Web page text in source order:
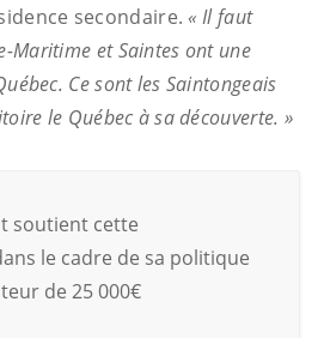
secondaire. « Il faut
Maritime et Saintes ont une
Ce sont les Saintongeais
le Québec à sa découverte. »
soutient cette
le cadre de sa politique
de 25 000€